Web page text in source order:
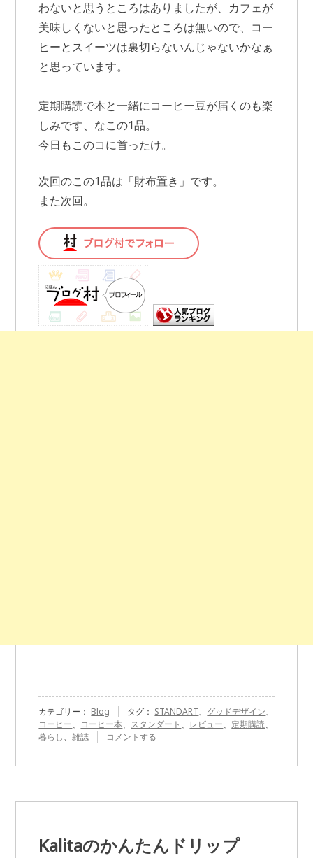
わないと思うところはありましたが、カフェが
美味しくないと思ったところは無いので、コー
ヒーとスイーツは裏切らないんじゃないかなぁ
と思っています。
定期購読で本と一緒にコーヒー豆が届くのも楽
しみです、なこの1品。
今日もこのコに首ったけ。
次回のこの1品は「財布置き」です。
また次回。
カテゴリー： Blog タグ： STANDART、 グッドデザイン、
コーヒー、 コーヒー本、 スタンダート 、 レビュー、 定期購読、
暮らし、雑誌
『STANDART
ー
コメントする
Kalitaのかんたんドリップ